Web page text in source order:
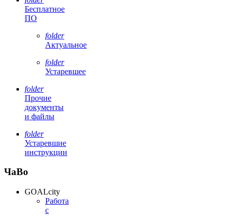
Бесплатное
ПО
folder
Актуальное
folder
Устаревшее
folder
Прочие
документы
и файлы
folder
Устаревшие
инструкции
ЧаВо
GOALcity
Работа
с